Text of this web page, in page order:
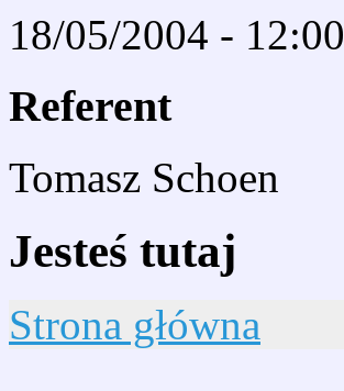
18/05/2004 - 12:00
Referent
Tomasz Schoen
Jesteś tutaj
Strona główna